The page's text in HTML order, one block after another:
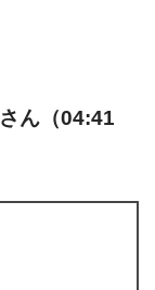
さん（04:41